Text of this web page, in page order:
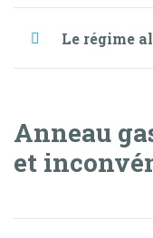
Le régime
Anneau
et